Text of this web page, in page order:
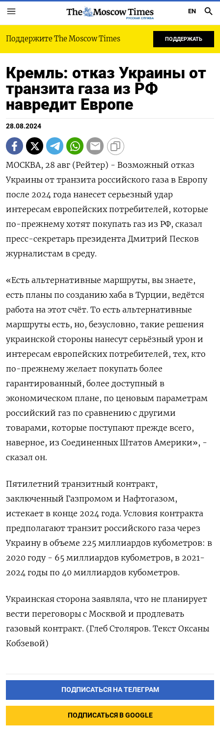
РУССКАЯ СЛУЖБА
EN
Поддержите The Moscow Times ПОДДЕРЖАТЬ
Кремль: отказ Украины от
транзита газа из РФ
навредит Европе
28.08.2024
МОСКВА, 28 авг (Рейтер) - Возможный отказ
Украины от транзита российского газа в Европу
после 2024 года нанесет серьезный удар
интересам европейских потребителей, которые
по-прежнему хотят покупать газ из РФ, сказал
пресс-секретарь президента Дмитрий Песков
журналистам в среду.
«Есть альтернативные маршруты, вы знаете,
есть планы по созданию хаба в Турции, ведётся
работа на этот счёт. То есть альтернативные
маршруты есть, но, безусловно, такие решения
украинской стороны нанесут серьёзный урон и
интересам европейских потребителей, тех, кто
по-прежнему желает покупать более
гарантированный, более доступный в
экономическом плане, по ценовым параметрам
российский газ по сравнению с другими
товарами, которые поступают прежде всего,
наверное, из Соединенных Штатов Америки», -
сказал он.
Пятилетний транзитный контракт,
заключенный Газпромом и Нафтогазом,
истекает в конце 2024 года. Условия контракта
предполагают транзит российского газа через
Украину в объеме 225 миллиардов кубометров: в
2020 году - 65 миллиардов кубометров, в 2021-
2024 годы по 40 миллиардов кубометров.
Украинская сторона заявляла, что не планирует
вести переговоры с Москвой и продлевать
газовый контракт. (Глеб Столяров. Текст Оксаны
Кобзевой)
ПОДПИСАТЬСЯ НА ТЕЛЕГРАМ
ПОДПИСАТЬСЯ В GOOGLE